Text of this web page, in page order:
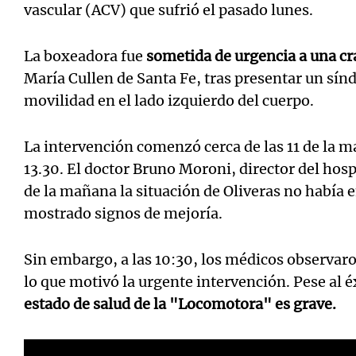
vascular (ACV) que sufrió el pasado lunes.
La boxeadora fue sometida de urgencia a una
María Cullen de Santa Fe, tras presentar un
movilidad en el lado izquierdo del cuerpo.
La intervención comenzó cerca de las 11 de la
13.30. El doctor Bruno Moroni, director del
de la mañana la situación de Oliveras no había
mostrado signos de mejoría.
Sin embargo, a las 10:30, los médicos
lo que motivó la urgente intervención. Pese al
estado de salud de la "Locomotora" es grave.